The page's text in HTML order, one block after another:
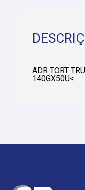
ADR TORT
140GX50U<